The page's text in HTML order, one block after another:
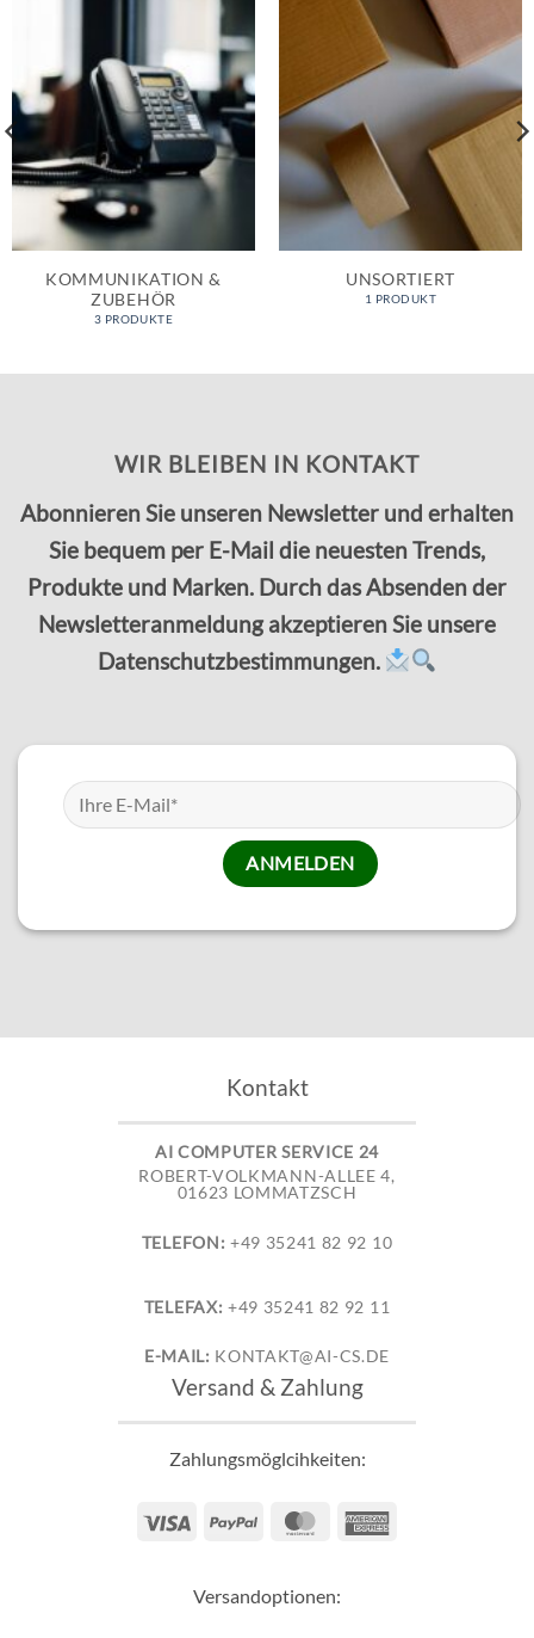
KOMMUNIKATION &
ZUBEHÖR
3 PRODUKTE
UNSORTIERT
1 PRODUKT
WIR BLEIBEN IN KONTAKT
Abonnieren Sie unseren Newsletter und erhalten
Sie bequem per E-Mail die neuesten Trends,
Produkte und Marken. Durch das Absenden der
Newsletteranmeldung akzeptieren Sie unsere
Datenschutzbestimmungen.
Kontakt
AI COMPUTER SERVICE 24
ROBERT-VOLKMANN-ALLEE 4,
01623 LOMMATZSCH
TELEFON: +49 35241 82 92 10
TELEFAX: +49 35241 82 92 11
E-MAIL: KONTAKT@AI-CS.DE
Versand & Zahlung
Zahlungsmöglcihkeiten:
Visa PayPal MasterCard
Versandoptionen: